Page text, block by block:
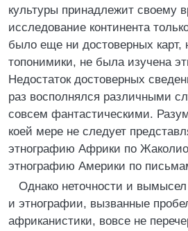
культуры принадлежит своему
исследование континента
было еще ни достоверных карт,
топонимики, не была изучена
Недостаток достоверных
раз восполнялся различными
совсем фантастическими.
коей мере не следует
этнографию Африки по
этнографию Америки по
Однако неточности и
и этнографии, вызванные
африканистики, вовсе не